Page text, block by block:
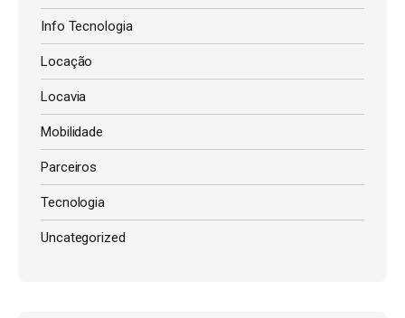
Info Tecnologia
Locação
Locavia
Mobilidade
Parceiros
Tecnologia
Uncategorized